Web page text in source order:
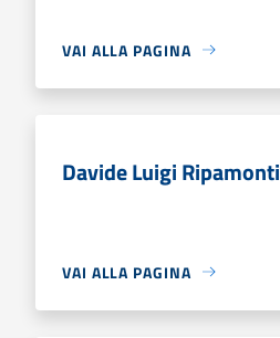
VAI ALLA PAGINA
Davide Luigi Ripamonti
VAI ALLA PAGINA